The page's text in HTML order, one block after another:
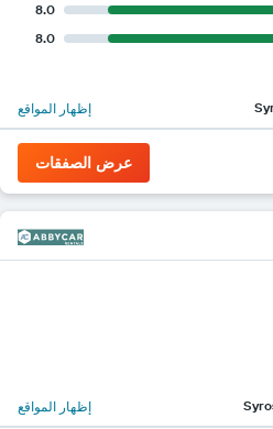
8.0
8.0
إظهار المواقع
عرض الصفقات
إظهار المواقع